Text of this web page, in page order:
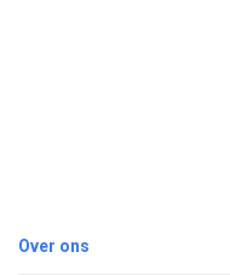
Over ons